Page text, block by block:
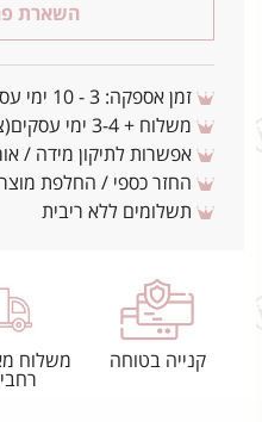
השארת
זמן אספקה: 3 - 10 ימי עסקים מאישור העסקה
משלוח + 3-4 ימי עסקים(צריכים לפני ? צרו איתנו קשר)
אפשרות לתיקון מידה /
החזר כספי / החלפת מוצר עד
תשלומים ללא ריבית
קנייה בטוחה
משלוח